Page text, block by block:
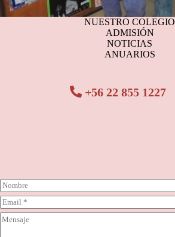
NUESTRO COLEGIO
ADMISIÓN
NOTICIAS
ANUARIOS
+56 22 855 1227
N
o
m
b
r
C
o
r
C